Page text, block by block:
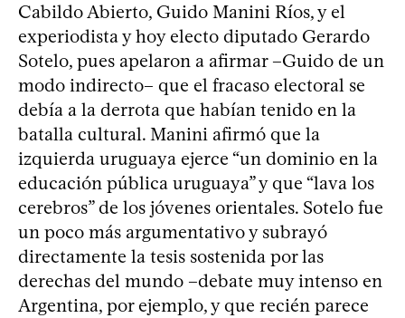
Cabildo Abierto, Guido Manini Ríos, y el
experiodista y hoy electo diputado Gerardo
Sotelo, pues apelaron a afirmar –Guido de un
modo indirecto– que el fracaso electoral se
debía a la derrota que habían tenido en la
batalla cultural. Manini afirmó que la
izquierda uruguaya ejerce “un dominio en la
educación pública uruguaya” y que “lava los
cerebros” de los jóvenes orientales. Sotelo fue
un poco más argumentativo y subrayó
directamente la tesis sostenida por las
derechas del mundo –debate muy intenso en
Argentina, por ejemplo, y que recién parece